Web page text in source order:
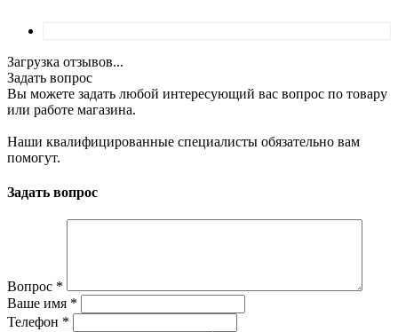
Загрузка отзывов...
Задать вопрос
Вы можете задать любой интересующий вас вопрос по товару
или работе магазина.
Наши квалифицированные специалисты обязательно вам
помогут.
Задать вопрос
Вопрос *
Ваше имя *
Телефон *